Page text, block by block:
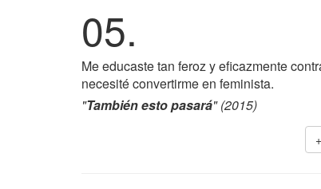
05.
Me educaste tan feroz y eficazmente
necesité convertirme en feminista.
"También esto pasará" (2015)